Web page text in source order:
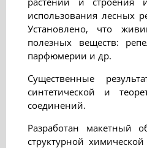
использования лесных
Установлено, что
полезных веществ:
парфюмерии и др.
Существенные
синтетической и
соединений.
Разработан макетный
структурной